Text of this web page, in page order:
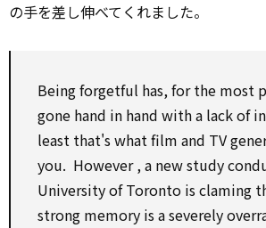
の手を差し伸べてくれました。
Beingforgetful has,forthe most
gone hand in hand witha lack of
least that's what film and TV
you. However, a newstudy
University of Toronto is claming
strong memory is aseverely